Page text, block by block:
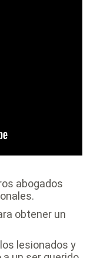
abogados
obtener un
lesionados y